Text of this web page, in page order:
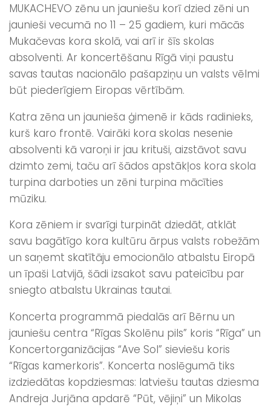
MUKACHEVO zēnu un jauniešu korī dzied zēni un
jaunieši vecumā no 11 – 25 gadiem, kuri mācās
Mukačevas kora skolā, vai arī ir šīs skolas
absolventi. Ar koncertēšanu Rīgā viņi paustu
savas tautas nacionālo pašapziņu un valsts vēlmi
būt piederīgiem Eiropas vērtībām.
Katra zēna un jaunieša ģimenē ir kāds radinieks,
kurš karo frontē. Vairāki kora skolas nesenie
absolventi kā varoņi ir jau krituši, aizstāvot savu
dzimto zemi, taču arī šādos apstākļos kora skola
turpina darboties un zēni turpina mācīties
mūziku.
Kora zēniem ir svarīgi turpināt dziedāt, atklāt
savu bagātīgo kora kultūru ārpus valsts robežām
un saņemt skatītāju emocionālo atbalstu Eiropā
un īpaši Latvijā, šādi izsakot savu pateicību par
sniegto atbalstu Ukrainas tautai.
Koncerta programmā piedalās arī Bērnu un
jauniešu centra “Rīgas Skolēnu pils” koris “Rīga” un
Koncertorganizācijas “Ave Sol” sieviešu koris
“Rīgas kamerkoris”. Koncerta noslēgumā tiks
izdziedātas kopdziesmas: latviešu tautas dziesma
Andreja Jurjāna apdarē “Pūt, vējiņi” un Mikolas